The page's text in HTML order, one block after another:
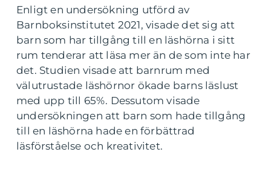
Enligt en undersökning utförd av
Barnboksinstitutet 2021, visade det sig att
barn som har tillgång till en läshörna i sitt
rum tenderar att läsa mer än de som inte har
det. Studien visade att barnrum med
välutrustade läshörnor ökade barns läslust
med upp till 65%. Dessutom visade
undersökningen att barn som hade tillgång
till en läshörna hade en förbättrad
läsförståelse och kreativitet.